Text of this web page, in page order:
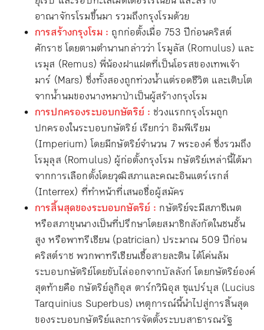
อาณาจักรโรมขึ้นมา รวมถึงกรุงโรมด้วย
การสร้างกรุงโรม : ถูกก่อตั้งเมื่อ 753 ปีก่อนคริสต์
ศักราช โดยตามตำนานกล่าวว่า โรมูลัส (Romulus) และ
เรมุส (Remus) พี่น้องฝาแฝดที่เป็นโอรสของเทพเจ้า
มาร์ (Mars) ซึ่งทั้งสองถูกท่วงน้ำแต่รอดชีวิต และเติบโต
จากน้ำนมของนางหมาป่าเป็นผู้สร้างกรุงโรม
การปกครองระบอบกษัตริย์ : ช่วงแรกกรุงโรมถูก
ปกครองในระบอบกษัตริย์ เรียกว่า อิมพีเรียม
(Imperium) โดยมีกษัตริย์จำนวน 7 พระองค์ ซึ่งรวมถึง
โรมุลุส (Romulus) ผู้ก่อตั้งกรุงโรม กษัตริย์เหล่านี้ได้มา
จากการเลือกตั้งโดยวุฒิสภาและคณะอินแตร์เรกส์
(Interrex) ที่ทำหน้าที่เสนอชื่อผู้สมัคร
การสิ้นสุดของระบอบกษัตริย์ : กษัตริย์จะมีสภาซีเนต
หรือสภาขุนนางเป็นที่ปรึกษาโดยสมาชิกสังกัดในชนชั้น
สูง หรือพาทรีเชียน (patrician) ประมาณ 509 ปีก่อน
คริสต์ราช พวกพาทรีเชียนเชื้อสายละติน ได้โค่นล้ม
ระบอบกษัตริย์โดยขับไล่ออกจากบัลลังก์ โดยกษัตริย์องค์
สุดท้ายคือ กษัตริย์ลูกิอุส ตาร์กวินิอุส ซุแปร์บุส (Lucius
Tarquinius Superbus) เหตุการณ์นี้นำไปสู่การสิ้นสุด
ของระบอบกษัตริย์และการจัดตั้งระบบสาธารณรัฐ